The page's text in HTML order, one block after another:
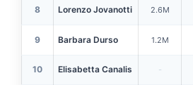
8 Lorenzo Jovanotti 2.6M
9 Barbara Durso 1.2M
10 Elisabetta Canalis -